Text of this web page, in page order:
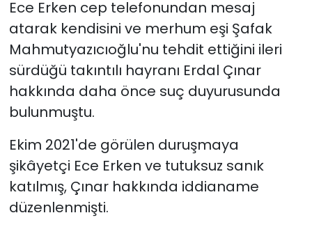
Ece Erken cep telefonundan mesaj
atarak kendisini ve merhum eşi Şafak
Mahmutyazıcıoğlu'nu tehdit ettiğini ileri
sürdüğü takıntılı hayranı Erdal Çınar
hakkında daha önce suç duyurusunda
bulunmuştu.
Ekim 2021'de görülen duruşmaya
şikâyetçi Ece Erken ve tutuksuz sanık
katılmış, Çınar hakkında iddianame
düzenlenmişti.
TEKNOLOJİ
Yaşam
YEREL POLİTİKA
YEREL YÖNETİMLER
Yurt